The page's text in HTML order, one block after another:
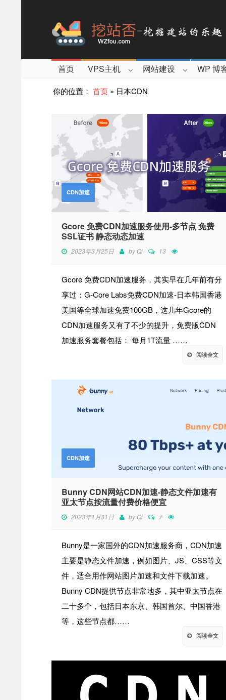
首页 VPS主机 网站建设 WP 博
你的位置： 首页 » 日本CDN
CDN加速
Gcore 免费CDN加速服务使用-多节点 免费
SSL证书 静态动态加速
2023年3月25日 byQi 13
Gcore 免费CDN加速服务，其实早在几年前有分
享过：G-Core Labs免费CDN加速-日本韩国香港
美国等全球加速免费100GB，这几年Gcore的
CDN加速服务又有了不少的提升，免费版CDN
加速服务套餐包括： 每月1T流量 ……
阅读全文
CDN加速
Bunny CDN网站CDN加速-静态文件加速有
亚太节点按流量付费价格便宜
2023年1月31日 byQi 7
Bunny是一家国外的CDN加速服务商，CDN加速
主要是静态文件加速，例如图片、JS、CSS等文
件，适合用作网站图片加速和文件下载加速。
Bunny CDN提供节点非常地多，其中亚太节点在
二十多个，包括日本东京、韩国首尔、中国香港
等，这些节点都……
阅读全文